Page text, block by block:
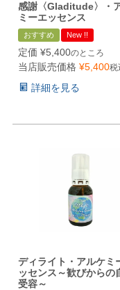
感謝〈Gladitude〉・
ミーエッセンス
おすすめ New !!
定価 ¥5,400のところ
当店販売価格 ¥5,400税
詳細を見る
ディライト・アルケミ
ッセンス～歓びからの
受容～